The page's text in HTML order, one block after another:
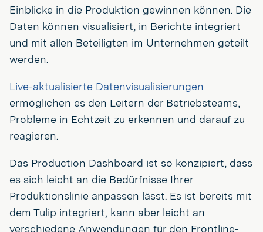
Einblicke in die Produktion gewinnen können. Die
Daten können visualisiert, in Berichte integriert
und mit allen Beteiligten im Unternehmen geteilt
werden.
Live-aktualisierte Datenvisualisierungen
ermöglichen es den Leitern der Betriebsteams,
Probleme in Echtzeit zu erkennen und darauf zu
reagieren.
Das Production Dashboard ist so konzipiert, dass
es sich leicht an die Bedürfnisse Ihrer
Produktionslinie anpassen lässt. Es ist bereits mit
dem Tulip integriert, kann aber leicht an
verschiedene Anwendungen für den Frontline-